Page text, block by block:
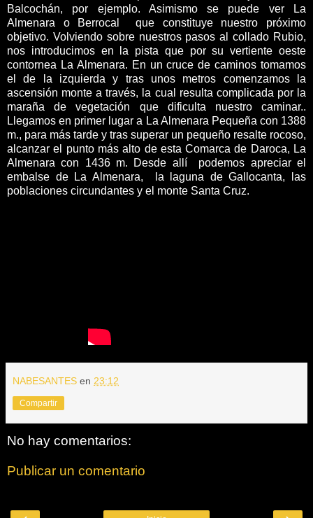
Balcochán, por ejemplo. Asimismo se puede ver La
Almenara o Berrocal que constituye nuestro próximo
objetivo. Volviendo sobre nuestros pasos al collado Rubio,
nos introducimos en la pista que por su vertiente oeste
contornea La Almenara. En un cruce de caminos tomamos
el de la izquierda y tras unos metros comenzamos la
ascensión monte a través, la cual resulta complicada por la
maraña de vegetación que dificulta nuestro caminar..
Llegamos en primer lugar a La Almenara Pequeña con 1388
m., para más tarde y tras superar un pequeño resalte rocoso,
alcanzar el punto más alto de esta Comarca de Daroca, La
Almenara con 1436 m. Desde allí podemos apreciar el
embalse de La Almenara, la laguna de Gallocanta, las
poblaciones circundantes y el monte Santa Cruz.
NABESANTES en 23:12
Compartir
No hay comentarios:
Publicar un comentario